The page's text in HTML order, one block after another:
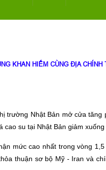
KHAN HIẾM CÙNG ĐỊA
trường Nhật Bản mở cửa
su tại Nhật Bản giảm
mức cao nhất trong vòng
thuận sơ bộ Mỹ - Iran và